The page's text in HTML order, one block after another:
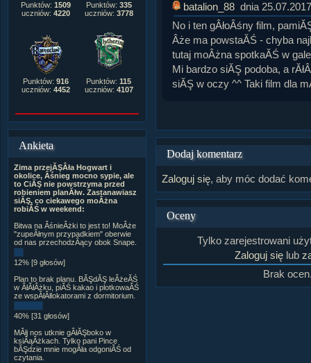
Punktów: 1509
uczniów: 4220
Punktów: 335
uczniów: 3778
Punktów: 916
uczniów: 4452
Punktów: 115
uczniów: 4107
Ankieta
Zima przejĂŞÂła Hogwart i
okolice, Âśnieg mocno sypie, ale
to CiĂŞ nie powstrzyma przed
robieniem planĂłw. Zastanawiasz
siĂŞ, co ciekawego moÂżna
robiĂŚ w weekend:
Bitwa na ÂśnieÂżki to jest to! MoÂże
"zupeÂłnym przypadkiem" oberwie
od nas przechodzÂący obok Snape.
12% [9 głosów]
Plan to brak planu. BĂŞdĂŞ leÂżeĂŚ
w ÂłĂłÂżku, piĂŚ kakao i plotkowaĂŚ
ze wspĂłÂłlokatorami z dormitorium.
40% [31 głosów]
MĂłj nos utknie gÂłĂŞboko w
ksiÂąÂżkach. Tylko pani Pince
bĂŞdzie mnie mogÂła odgoniĂŚ od
czytania.
batalion_88 dnia
No i ten gÂłoÂśny film,
Âże ma powstaĂŚ - chyba
tutaj moÂżna spotkaĂŚ w
Mi bardzo siĂŞ podoba, a
siĂŞ w oczy ^^ Taki film dla
Dodaj komentarz
Zaloguj się, aby móc dodać
Oceny
Tylko zarejestrowani
Zaloguj się lub
Brak